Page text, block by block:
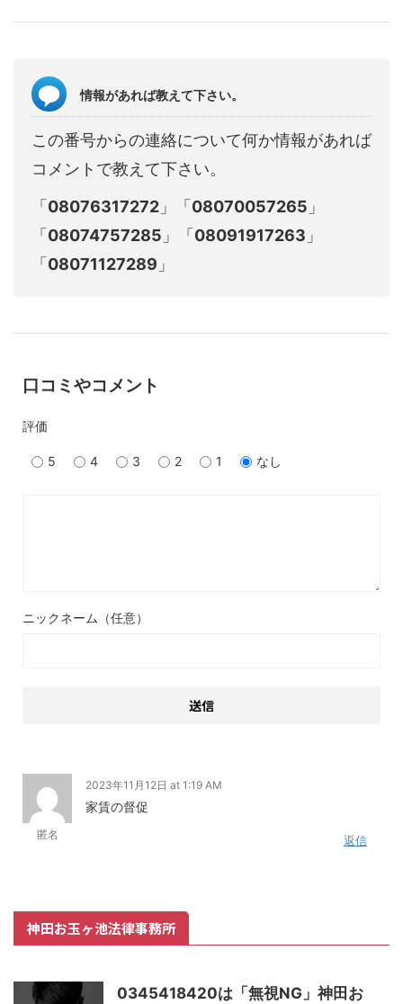
情報があれば教えて下さい。
この番号からの連絡について何か情報があれば
コメントで教えて下さい。
「 08076317272 」「 08070057265 」
「 08074757285 」「 08091917263 」
「 08071127289 」
口コミやコメント
評価
5 4 3 2 1 なし
ニックネーム（任意）
匿名
2023年11月12日 at 1:19 AM
家賃の督促
返信
神田お玉ヶ池法律事務所
0345418420は「無視NG」神田お